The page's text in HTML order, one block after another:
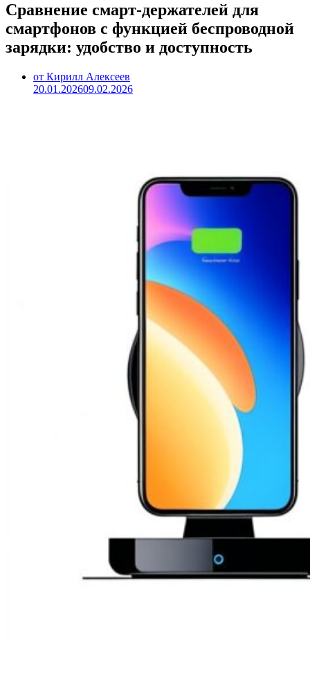
Сравнение смарт-держателей для
смартфонов с функцией беспроводной
зарядки: удобство и доступность
от Кирилл Алексеев
20.01.202609.02.2026